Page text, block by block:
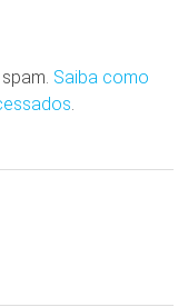
Saiba como